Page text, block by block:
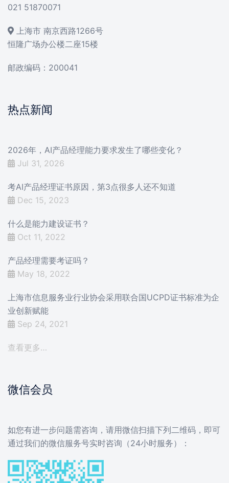
021 51870071
上海市 南京西路1266号
恒隆广场办公楼二座15楼
邮政编码：200041
热点新闻
2026年，AI产品经理能力要求发生了哪些变化？
Jul 31, 2026
考AI产品经理证书原因，第3点很多人还不知道
Dec 15, 2023
什么是能力建设证书？
Oct 11, 2022
产品经理需要考证吗？
May 18, 2022
上海市信息服务业行业协会采用联合国UCPD证书标准为企
业创新赋能
Sep 24, 2021
查看更多…
微信会员
如您有进一步问题需咨询，请用微信扫描下列二维码，即可
通过我们的微信服务号实时咨询（24小时服务）：